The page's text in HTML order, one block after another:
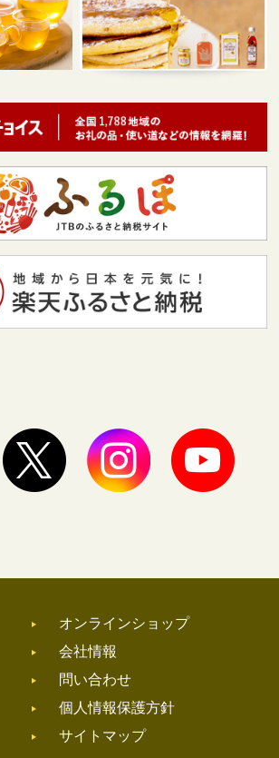
オンラインショップ
会社情報
問い合わせ
個人情報保護方針
サイトマップ